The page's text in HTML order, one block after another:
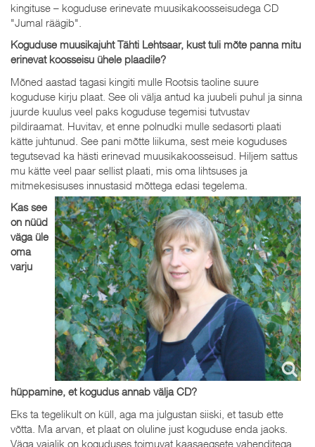
kingituse – koguduse erinevate muusikakoosseisudega CD
"Jumal räägib".
Koguduse muusikajuht Tähti Lehtsaar, kust tuli mõte panna mitu
erinevat koosseisu ühele plaadile?
Mõned aastad tagasi kingiti mulle Rootsis taoline suure
koguduse kirju plaat. See oli välja antud ka juubeli puhul ja sinna
juurde kuulus veel paks koguduse tegemisi tutvustav
pildiraamat. Huvitav, et enne polnudki mulle sedasorti plaati
kätte juhtunud. See pani mõtte liikuma, sest meie koguduses
tegutsevad ka hästi erinevad muusikakoosseisud. Hiljem sattus
mu kätte veel paar sellist plaati, mis oma lihtsuses ja
mitmekesisuses innustasid mõttega edasi tegelema.
Kas see
on nüüd
väga üle
oma
varju
hüppamine, et kogudus annab välja CD?
Eks ta tegelikult on küll, aga ma julgustan siiski, et tasub ette
võtta. Ma arvan, et plaat on oluline just koguduse enda jaoks.
Väga vajalik on koguduses toimuvat kaasaegsete vahenditega